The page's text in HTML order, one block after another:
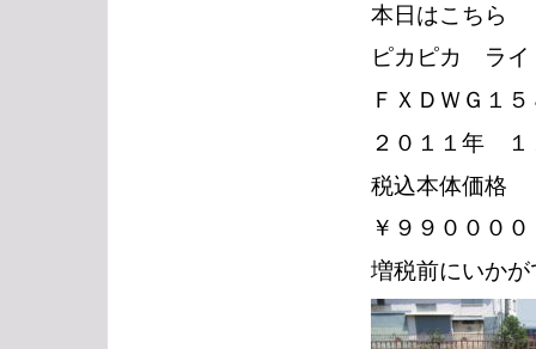
本日はこちら
ピカピカ ライ
ＦＸＤＷＧ１
２０１１年 １
税込本体価格
￥９９００００
増税前にいか